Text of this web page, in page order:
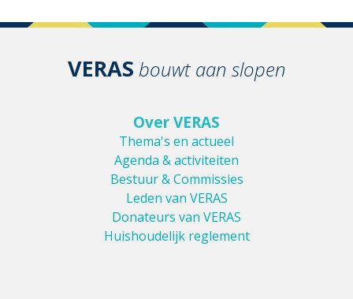
VERAS bouwt aan slopen
Over VERAS
Thema's en actueel
Agenda & activiteiten
Bestuur & Commissies
Leden van VERAS
Donateurs van VERAS
Huishoudelijk reglement